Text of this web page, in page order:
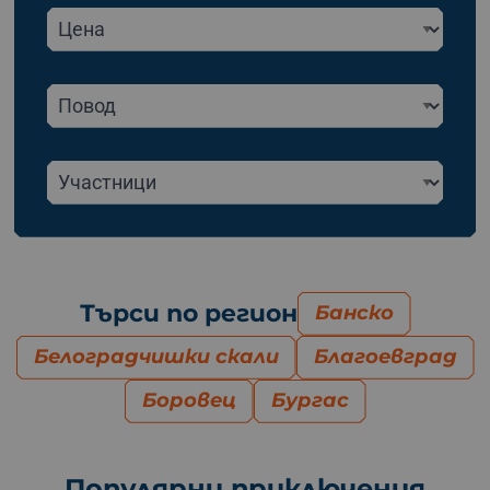
Търси по регион
Банско
Белоградчишки скали
Благоевград
Боровец
Бургас